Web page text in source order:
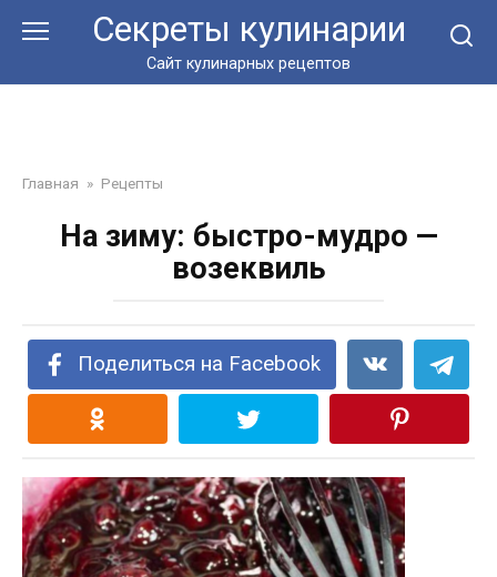
Секреты кулинарии
Сайт кулинарных рецептов
Главная » Рецепты
На зиму: быстро-мудро —
возеквиль
Поделиться на Facebook